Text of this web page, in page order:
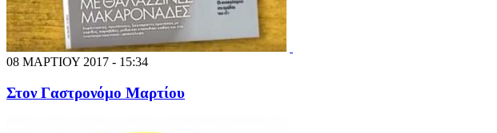
08 ΜΑΡΤΙΟΥ 2017 - 15:34
Στον Γαστρονόμο Μαρτίου